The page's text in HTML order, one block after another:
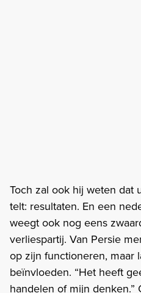
Toch zal ook hij weten dat
telt: resultaten. En een
weegt ook nog eens
verliespartij. Van Persie
op zijn functioneren, maar
beïnvloeden. “Het heeft
handelen of mijn